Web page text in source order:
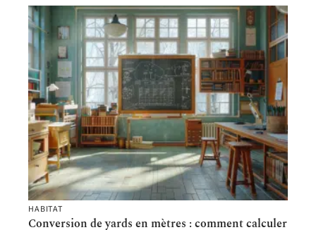
HABITAT
Conversion de yards en mètres : comment calculer